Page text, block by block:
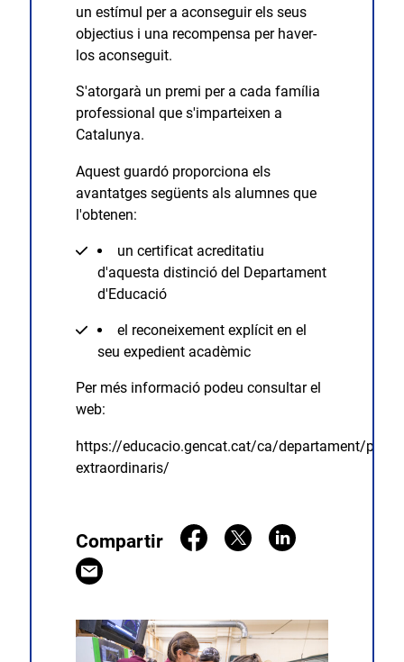
un estímul per a aconseguir els seus
objectius i una recompensa per haver-
los aconseguit.
S'atorgarà un premi per a cada família
professional que s'imparteixen a
Catalunya.
Aquest guardó proporciona els
avantatges següents als alumnes que
l'obtenen:
un certificat acreditatiu
d'aquesta distinció del Departament
d'Educació
el reconeixement explícit en el
seu expedient acadèmic
Per més informació podeu consultar el
web:
https://educacio.gencat.cat/ca/departament/
extraordinaris/
Compartir